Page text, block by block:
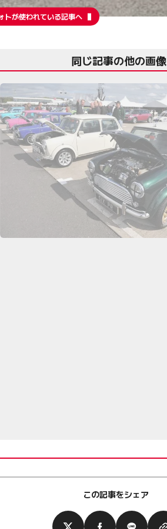
トが使われている記事へ
同じ記事の他の画像
この記事をシェア